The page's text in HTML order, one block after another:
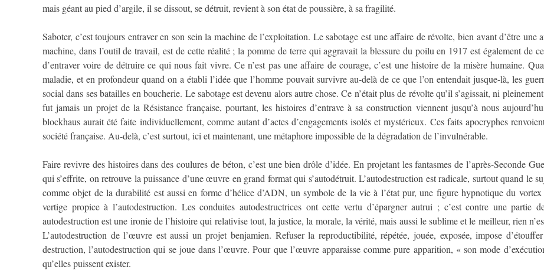
mais géant au pied d’argile, il se dissout, se détruit, revient à son état de poussière, à sa fragilité.
Saboter, c’est toujours entraver en son sein la machine de l’exploitation. Le sabotage est une affaire de révolte, bien avant d’être
machine, dans l’outil de travail, est de cette réalité ; la pomme de terre qui aggravait la blessure du poilu en 1917 est également de
d’entraver voire de détruire ce qui nous fait vivre. Ce n’est pas une affaire de courage, c’est une histoire de la misère humaine.
maladie, et en profondeur quand on a établi l’idée que l’homme pouvait survivre au-delà de ce que l’on entendait jusque-là, les
social dans ses batailles en boucherie. Le sabotage est devenu alors autre chose. Ce n’était plus de révolte qu’il s’agissait, ni
fut jamais un projet de la Résistance française, pourtant, les histoires d’entrave à sa construction viennent jusqu’à nous
blockhaus aurait été faite individuellement, comme autant d’actes d’engagements isolés et mystérieux. Ces faits apocryphes
société française. Au-delà, c’est surtout, ici et maintenant, une métaphore impossible de la dégradation de l’invulnérable.
Faire revivre des histoires dans des coulures de béton, c’est une bien drôle d’idée. En projetant les fantasmes de l’après-Seconde
qui s’effrite, on retrouve la puissance d’une œuvre en grand format qui s’autodétruit. L’autodestruction est radicale, surtout quand le
comme objet de la durabilité est aussi en forme d’hélice d’ADN, un symbole de la vie à l’état pur, une figure hypnotique du
vertige propice à l’autodestruction. Les conduites autodestructrices ont cette vertu d’épargner autrui ; c’est contre une
autodestruction est une ironie de l’histoire qui relativise tout, la justice, la morale, la vérité, mais aussi le sublime et le meilleur, rien
L’autodestruction de l’œuvre est aussi un projet benjamien. Refuser la reproductibilité, répétée, jouée, exposée, impose
destruction, l’autodestruction qui se joue dans l’œuvre. Pour que l’œuvre apparaisse comme pure apparition, « son mode
qu’elles puissent exister.